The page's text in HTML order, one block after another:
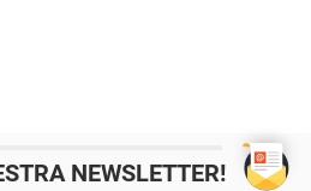
NEWSLETTER!